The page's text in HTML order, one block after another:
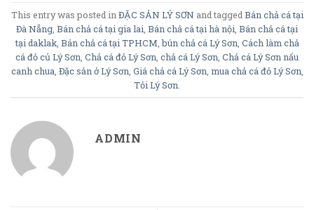
This entry was posted in ĐẶC SẢN LÝ SƠN and tagged Bán chả cá tại
Đà Nẵng Bán chả cá tại gia lai Bán chả cá tại hà nội Bán chả cá tại
tại daklak, Bán chả cá tại TPHCM ,bún chả cá Lý Sơn Cách làm chả
cá đỏ củ Lý Sơn Chả cá đỏ Lý Sơn chả cá Lý Sơn Chả cá Lý Sơn nấu
canh chua Đặc sản ở Lý Sơn Giá chả cá Lý Sơn mua chả cá đỏ Lý Sơn
Tỏi Lý Sơn
ADMIN